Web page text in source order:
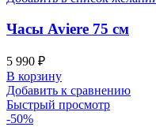
Часы Aviere 75 см
5 990 ₽
В корзину
Добавить к сравнению
Быстрый просмотр
-50%